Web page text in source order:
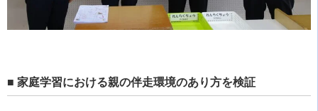
■ 家庭学習における親の伴走環境のあり方を検証